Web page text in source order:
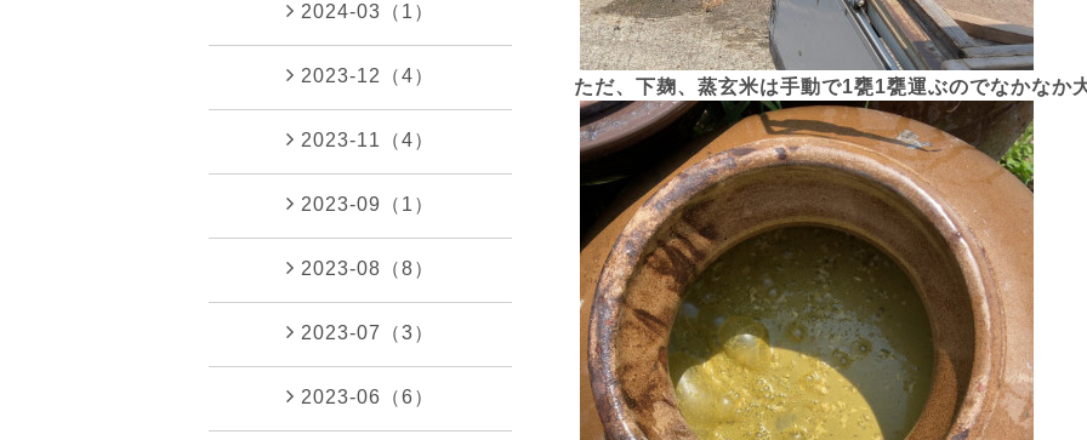
ただ、下麹、蒸玄米は手動で1甕1甕運ぶのでなかなか
2024-03（1）
2023-12（4）
2023-11（4）
2023-09（1）
2023-08（8）
2023-07（3）
2023-06（6）